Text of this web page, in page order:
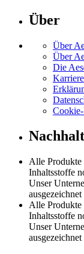
Über
Über
Über
Die
Karriere
Alle Produkte
Inhaltsstoffe
Unser
Alle Produkte
Inhaltsstoffe
Unser